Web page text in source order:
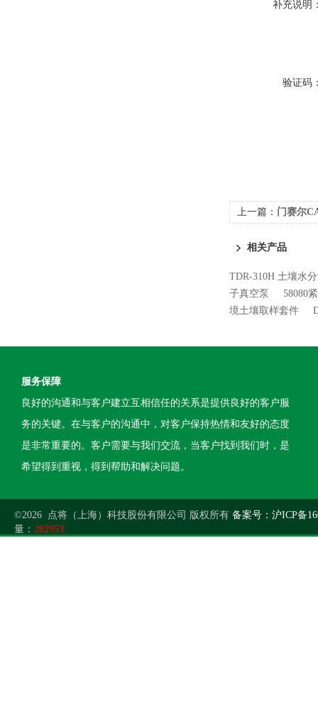
补充说明
验证码
上一篇： 门赛尔
相关产品
TDR-310H 土壤水
子真空泵
58080
境土壤取样套件
服务保障
良好的沟通和与客户建立互相信任的关系是提供良好的客户服
务的关键。在与客户的沟通中，对客户保持热情和友好的态度
是非常重要的。客户需要与我们交流，当客户找到我们时，是
希望得到重视，得到帮助和解决问题。
©2026 点将（上海）科技股份有限公司 版权所有 备案号：沪ICP备
量： 282953